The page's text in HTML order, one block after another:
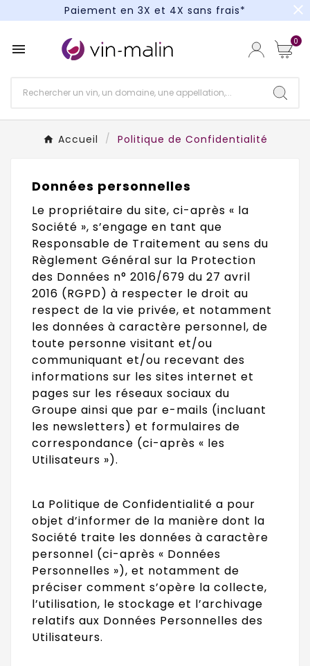
Paiement en 3X et 4X sans frais*
Paiement en 3X et 4X sans frais*
close
 0
Accueil Politique de Confidentialité
Données personnelles
Le propriétaire du site, ci-après « la
Société », s’engage en tant que
Responsable de Traitement au sens du
Règlement Général sur la Protection
des Données n° 2016/679 du 27 avril
2016 (RGPD) à respecter le droit au
respect de la vie privée, et notamment
les données à caractère personnel, de
toute personne visitant et/ou
communiquant et/ou recevant des
informations sur les sites internet et
pages sur les réseaux sociaux du
Groupe ainsi que par e-mails (incluant
les newsletters) et formulaires de
correspondance (ci-après « les
Utilisateurs »).
La Politique de Confidentialité a pour
objet d’informer de la manière dont la
Société traite les données à caractère
personnel (ci-après « Données
Personnelles »), et notamment de
préciser comment s’opère la collecte,
l’utilisation, le stockage et l’archivage
relatifs aux Données Personnelles des
Utilisateurs.